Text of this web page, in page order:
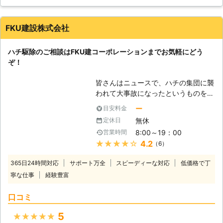
を攻撃してくることはないのですが、
攻撃してきます。特にスズメバチは強
力な毒を持っていますので、刺される
と患部がパンパンに膨れ上がり、非常
に痛むと言われていますので、注意が
必要です。見つけたらすぐに駆除する
ことが重要になります。
た。見積もりまで無料でして下さり、料金も明確で分かりやす
かったので、そのまま駆除までお願いしました。
宮城県 大崎市 2016年12月18日
FKU建設株式会社
ハチ駆除のご相談はFKU建コーポレーションまでお気軽にどう
ぞ！
皆さんはニュースで、ハチの集団に襲
われて大事故になったというものを見
たことはありませんか？ああいう事件
は、じつは他人事では無いということ
を覚えておくと良いです。なぜなら、
ハチにとって、人間の家の周りという
のは巣を作るのに絶好の場所だからで
各種のハチの駆除について対応させて
目安料金 ー
定休日 無休
営業時間 8:00～19：00
★★★★★ 4.2 （6）
365日24時間対応 サポート万全 スピーディーな対応
低価格で丁
寧な仕事
経験豊富
口コミ
★★★★★ 5